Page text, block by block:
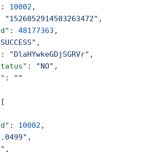
: 10002 ,
"1526052914503263472" ,
: 48177363 ,
,
: "DlaHYwkeGDjSGRVr" ,
: "NO" ,
:
""
: 10002 ,
,
,